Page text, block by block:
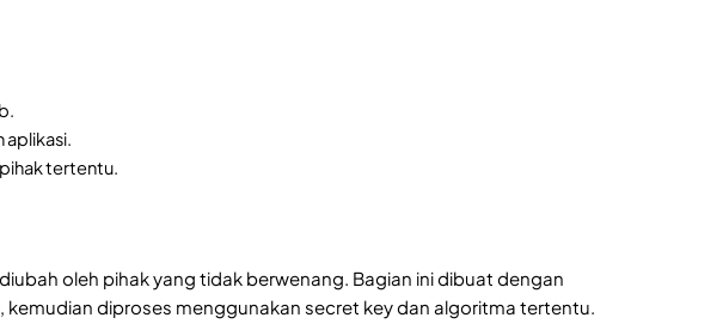
aplikasi.
tertentu.
oleh pihak yang tidak berwenang. Bagian ini dibuat dengan
diproses menggunakan secret key dan algoritma tertentu.